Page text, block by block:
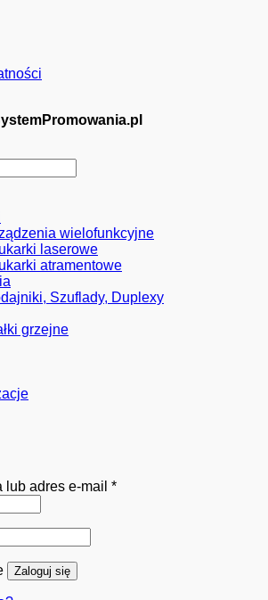
wielofunkcyjne
laserowe
atramentowe
Szuflady, Duplexy
grzejne
adres e-mail *Wymagane
Zaloguj się